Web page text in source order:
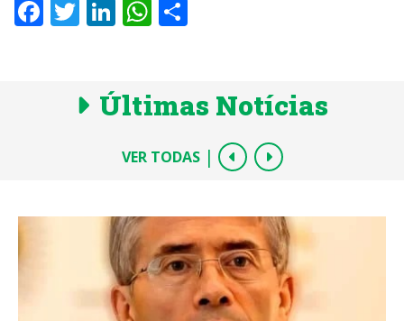
Facebook
Twitter
LinkedInWhatsApp
Últimas Notícias
VER TODAS |